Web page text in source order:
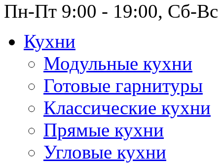
Пн-Пт 9:00 - 19:00, Сб-Вс
Кухни
Модульные кухни
Готовые гарнитуры
Классические кухни
Прямые кухни
Угловые кухни